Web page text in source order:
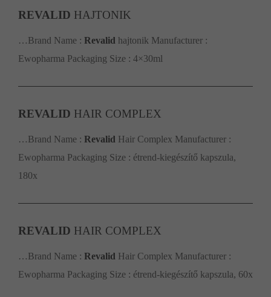
REVALID HAJTONIK
…Brand Name : Revalid hajtonik Manufacturer :
Ewopharma Packaging Size : 4×30ml
REVALID HAIR COMPLEX
…Brand Name : Revalid Hair Complex Manufacturer :
Ewopharma Packaging Size : étrend-kiegészítő kapszula,
180x
REVALID HAIR COMPLEX
…Brand Name : Revalid Hair Complex Manufacturer :
Ewopharma Packaging Size : étrend-kiegészítő kapszula, 60x